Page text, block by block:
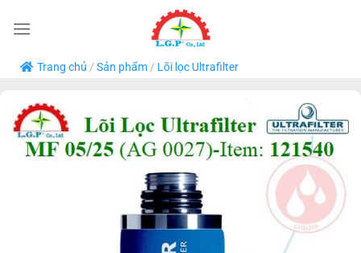
qua
dung
Trang chủ / Sản phẩm/ Lõi lọc Ultrafilter